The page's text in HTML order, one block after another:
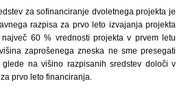
za sofinanciranje dvoletnega projekta je
razpisa za prvo leto izvajanja projekta
60 % vrednosti projekta v prvem letu
zaprošenega zneska ne sme presegati
na višino razpisanih sredstev določi v
prvo leto financiranja.